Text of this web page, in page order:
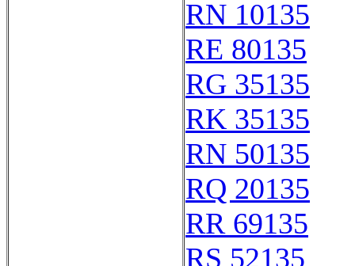
RN 10135
RE 80135
RG 35135
RK 35135
RN 50135
RQ 20135
RR 69135
RS 52135